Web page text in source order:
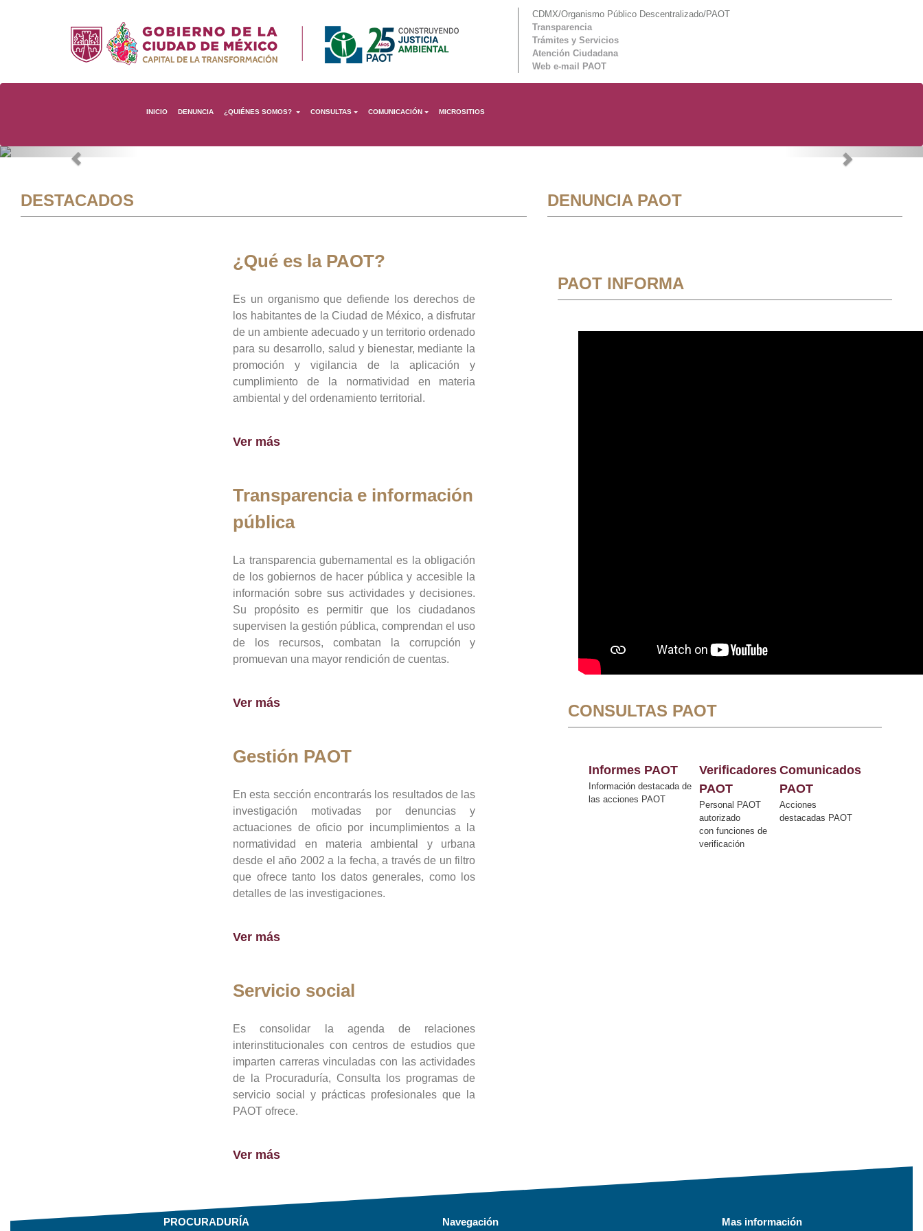
CDMX/Organismo Público Descentralizado/PAOT
Transparencia
Trámites y Servicios
Atención Ciudadana
Web e-mail PAOT
INICIO DENUNCIA ¿QUIÉNES SOMOS? CONSULTAS COMUNICACIÓN MICROSITIOS
Previous Next
DESTACADOS
¿Qué es la PAOT?
Es un organismo que defiende los derechos de
los habitantes de la Ciudad de México, a disfrutar
de un ambiente adecuado y un territorio ordenado
para su desarrollo, salud y bienestar, mediante la
promoción y vigilancia de la aplicación y
cumplimiento de la normatividad en materia
ambiental y del ordenamiento territorial.
Ver más
Transparencia e información
pública
La transparencia gubernamental es la obligación
de los gobiernos de hacer pública y accesible la
información sobre sus actividades y decisiones.
Su propósito es permitir que los ciudadanos
supervisen la gestión pública, comprendan el uso
de los recursos, combatan la corrupción y
promuevan una mayor rendición de cuentas.
Ver más
Gestión PAOT
En esta sección encontrarás los resultados de las
investigación motivadas por denuncias y
actuaciones de oficio por incumplimientos a la
normatividad en materia ambiental y urbana
desde el año 2002 a la fecha, a través de un filtro
que ofrece tanto los datos generales, como los
detalles de las investigaciones.
Ver más
Servicio social
Es consolidar la agenda de relaciones
interinstitucionales con centros de estudios que
imparten carreras vinculadas con las actividades
de la Procuraduría, Consulta los programas de
servicio social y prácticas profesionales que la
PAOT ofrece.
Ver más
DENUNCIA PAOT
PAOT INFORMA
CONSULTAS PAOT
Informes PAOT
Información destacada de
las acciones PAOT
Verificadores
PAOT
Personal PAOT
autorizado
con funciones de
verificación
Comunicados
PAOT
Acciones
destacadas PAOT
PROCURADURÍA Navegación Mas información